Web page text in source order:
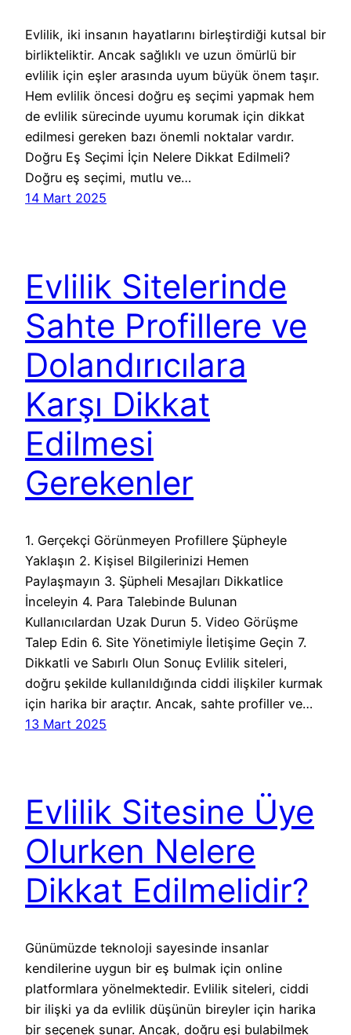
Evlilik, iki insanın hayatlarını birleştirdiği kutsal bir
birlikteliktir. Ancak sağlıklı ve uzun ömürlü bir
evlilik için eşler arasında uyum büyük önem taşır.
Hem evlilik öncesi doğru eş seçimi yapmak hem
de evlilik sürecinde uyumu korumak için dikkat
edilmesi gereken bazı önemli noktalar vardır.
Doğru Eş Seçimi İçin Nelere Dikkat Edilmeli?
Doğru eş seçimi, mutlu ve…
14 Mart 2025
Evlilik Sitelerinde
Sahte Profillere ve
Dolandırıcılara
Karşı Dikkat
Edilmesi
Gerekenler
1. Gerçekçi Görünmeyen Profillere Şüpheyle
Yaklaşın 2. Kişisel Bilgilerinizi Hemen
Paylaşmayın 3. Şüpheli Mesajları Dikkatlice
İnceleyin 4. Para Talebinde Bulunan
Kullanıcılardan Uzak Durun 5. Video Görüşme
Talep Edin 6. Site Yönetimiyle İletişime Geçin 7.
Dikkatli ve Sabırlı Olun Sonuç Evlilik siteleri,
doğru şekilde kullanıldığında ciddi ilişkiler kurmak
için harika bir araçtır. Ancak, sahte profiller ve…
13 Mart 2025
Evlilik Sitesine Üye
Olurken Nelere
Dikkat Edilmelidir?
Günümüzde teknoloji sayesinde insanlar
kendilerine uygun bir eş bulmak için online
platformlara yönelmektedir. Evlilik siteleri, ciddi
bir ilişki ya da evlilik düşünün bireyler için harika
bir seçenek sunar. Ancak, doğru eşi bulabilmek